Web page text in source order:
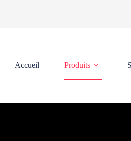
Accueil Produits